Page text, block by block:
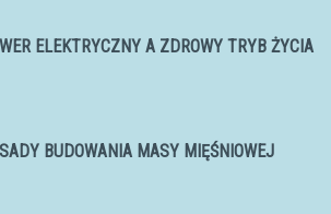
ELEKTRYCZNY A ZDROWY TRYB ŻYCIA
BUDOWANIA MASY MIĘŚNIOWEJ